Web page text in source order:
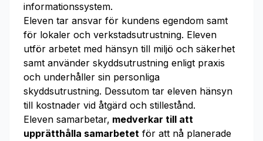
informationssystem.
Eleven tar ansvar för kundens egendom samt
för lokaler och verkstadsutrustning. Eleven
utför arbetet med hänsyn till miljö och säkerhet
samt använder skyddsutrustning enligt praxis
och underhåller sin personliga
skyddsutrustning. Dessutom tar eleven hänsyn
till kostnader vid åtgärd och stillestånd.
Eleven samarbetar, medverkar till att
upprätthålla samarbetet för att nå planerade